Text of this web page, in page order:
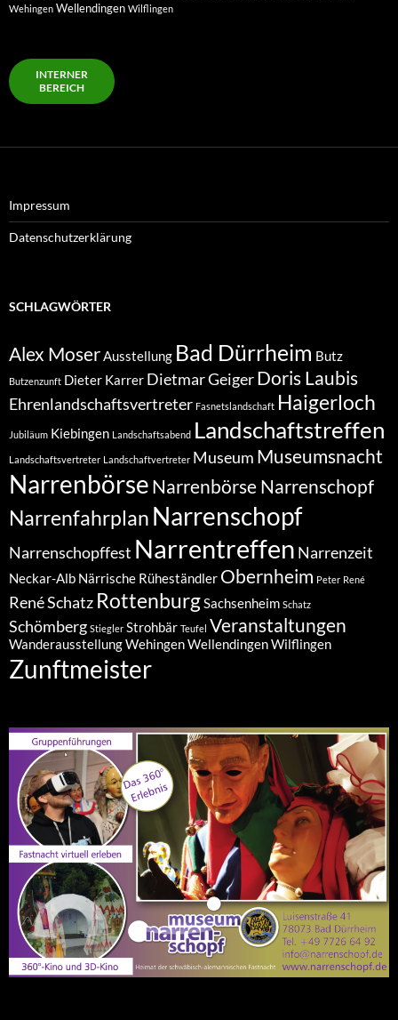
Wehingen Wellendingen Wilflingen
INTERNER
BEREICH
Impressum
Datenschutzerklärung
SCHLAGWÖRTER
Alex MoserAusstellung Bad Dürrheim Butz
Butzenzunft Dieter Karrer Dietmar GeigerDoris Laubis
Ehrenlandschaftsvertreter Fasnetslandschaft Haigerloch
Jubiläum Kiebingen Landschaftsabend Landschaftstreffen
Landschaftsvertreter Landschaftvertreter Museum Museumsnacht
Narrenbörse Narrenbörse Narrenschopf
Narrenfahrplan Narrenschopf
Narrenschopffest Narrentreffen Narrenzeit
Neckar-Alb Närrische Rüheständler Obernheim Peter René
René Schatz RottenburgSachsenheim Schatz
Schömberg Stiegler Strohbär Teufel Veranstaltungen
WanderausstellungWehingenWellendingenWilflingen
Zunftmeister